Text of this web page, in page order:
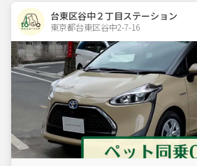
台東区谷中２丁目ステーション
東京都台東区谷中2-7-16